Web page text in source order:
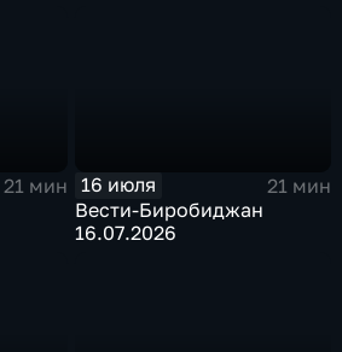
21 мин
16 июля
21 мин
Вести-Биробиджан
16.07.2026